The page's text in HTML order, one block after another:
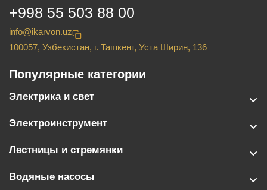
+998 55 503 88 00
info@ikarvon.uz
100057, Узбекистан, г. Ташкент, Уста Ширин, 136
Популярные категории
Электрика и свет
Электроинструмент
Лестницы и стремянки
Водяные насосы